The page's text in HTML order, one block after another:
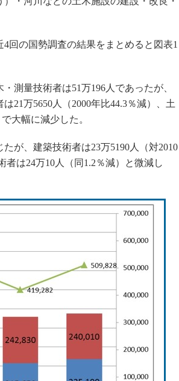
回の国勢調査の結果をまとめると図表1
測量技術者は51万196人であったが、
21万5650人（2000年比44.3％減）、土
大幅に減少した。
が、建築技術者は23万5190人（対2010
は24万10人（同1.2％減）と微減し